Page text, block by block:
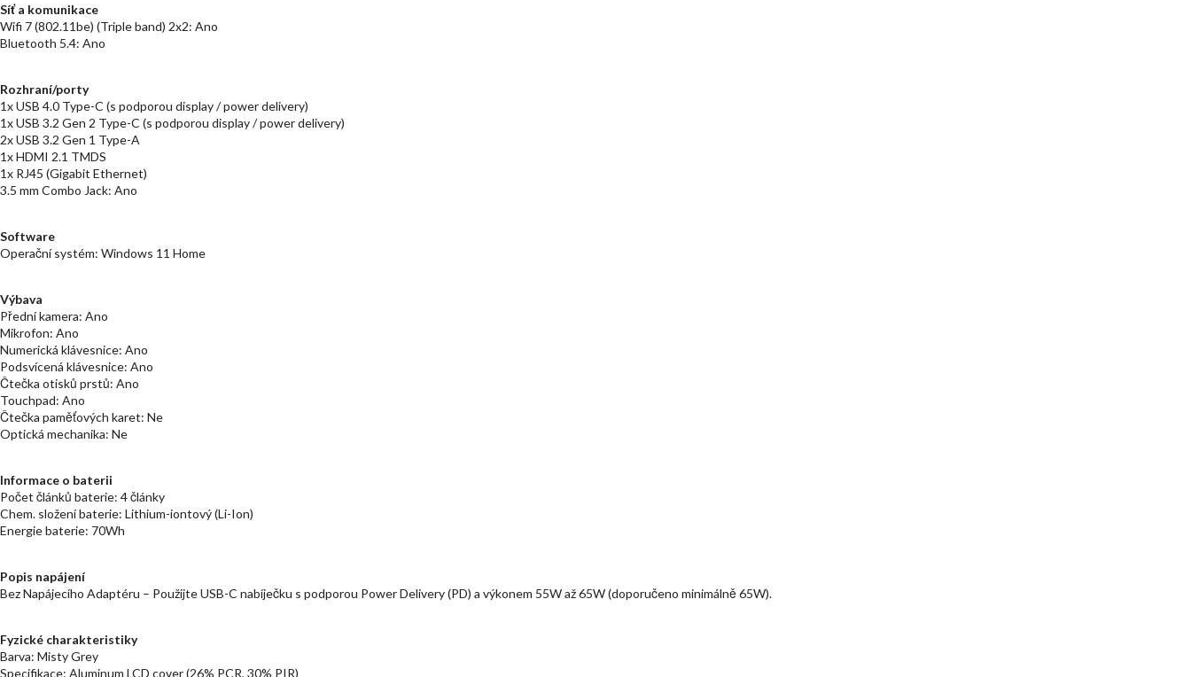
Síť a komunikace
Wifi 7 (802.11be) (Triple band) 2x2: Ano
Bluetooth 5.4: Ano
Rozhraní/porty
1x USB 4.0 Type-C (s podporou display / power delivery)
1x USB 3.2 Gen 2 Type-C (s podporou display / power delivery)
2x USB 3.2 Gen 1 Type-A
1x HDMI 2.1 TMDS
1x RJ45 (Gigabit Ethernet)
3.5 mm Combo Jack: Ano
Software
Operační systém: Windows 11 Home
Výbava
Přední kamera: Ano
Mikrofon: Ano
Numerická klávesnice: Ano
Podsvícená klávesnice: Ano
Čtečka otisků prstů: Ano
Touchpad: Ano
Čtečka paměťových karet: Ne
Optická mechanika: Ne
Informace o baterii
Počet článků baterie: 4 články
Chem. složení baterie: Lithium-iontový (Li-Ion)
Energie baterie: 70Wh
Popis napájení
Bez Napájecího Adaptéru – Použijte USB-C nabíječku s podporou Power Delivery (PD) a výkonem 55W až 65W (doporučeno minimálně 65W).
Fyzické charakteristiky
Barva: Misty Grey
Specifikace: Aluminum LCD cover (26% PCR, 30% PIR)